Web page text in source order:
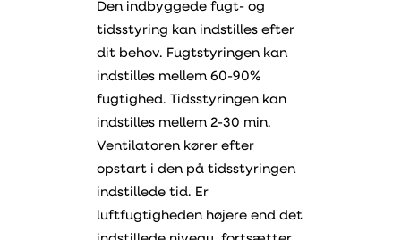
Den indbyggede fugt- og
tidsstyring kan indstilles efter
dit behov. Fugtstyringen kan
indstilles mellem 60-90%
fugtighed. Tidsstyringen kan
indstilles mellem 2-30 min.
Ventilatoren kører efter
opstart i den på tidsstyringen
indstillede tid. Er
luftfugtigheden højere end det